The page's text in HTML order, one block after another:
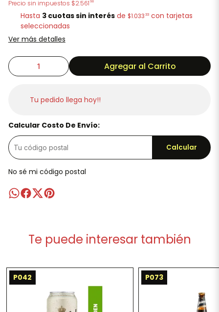
Precio sin impuestos $2.561
Hasta 3 cuotas sin interés de $1.033 33 con tarjetas
seleccionadas
Ver más detalles
Agregar al Carrito
Tu pedido llega hoy!!
Calcular Costo De Envío:
Calcular
No sé mi código postal
Te puede interesar también
P042 P073